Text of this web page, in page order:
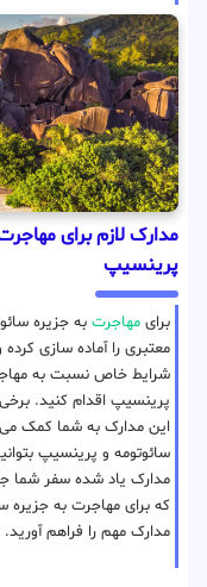
مدارک لازم برای
پرینسیپ
برای مهاجرت به جزیره
معتبری را آماده سازی
شرایط خاص نسبت به
پرینسیپ اقدام کنید.
این مدارک به شما کمک می
سائوتومه و پرینسیپ
مدارک یاد شده سفر شما
که برای مهاجرت به جزیره
مدارک مهم را فراهم آورید.